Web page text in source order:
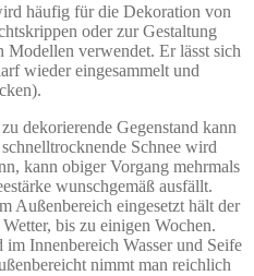
häufig für die Dekoration von
oder zur Gestaltung
verwendet. Er lässt sich
wieder eingesammelt und
dekorierende Gegenstand kann
Schnee wird
kann obiger Vorgang mehrmals
wunschgemäß ausfällt.
Außenbereich eingesetzt hält der
bis zu einigen Wochen.
Innenbereich Wasser und Seife
nimmt man reichlich